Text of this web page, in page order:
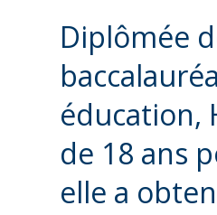
Diplômée
éducation,
de 18 ans
elle a